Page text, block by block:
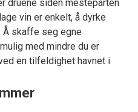
druene siden mesteparten
vin er enkelt, å dyrke
Å skaffe seg egne
med mindre du er
en tilfeldighet havnet i